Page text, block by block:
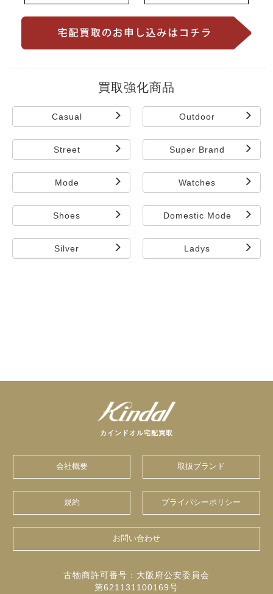
買取強化商品
Casual Outdoor
Street Super Brand
Mode Watches
Shoes Domestic Mode
Silver Ladys
カインドオル宅配買取
会社概要 取扱ブランド
規約 プライバシーポリシー
お問い合わせ
古物商許可番号：大阪府公安委員会
第621131100169号